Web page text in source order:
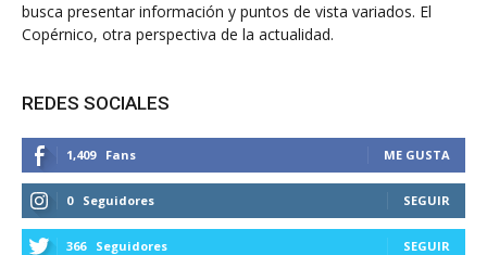
busca presentar información y puntos de vista variados. El
Copérnico, otra perspectiva de la actualidad.
REDES SOCIALES
1,409 Fans ME GUSTA
0 Seguidores SEGUIR
366 Seguidores SEGUIR